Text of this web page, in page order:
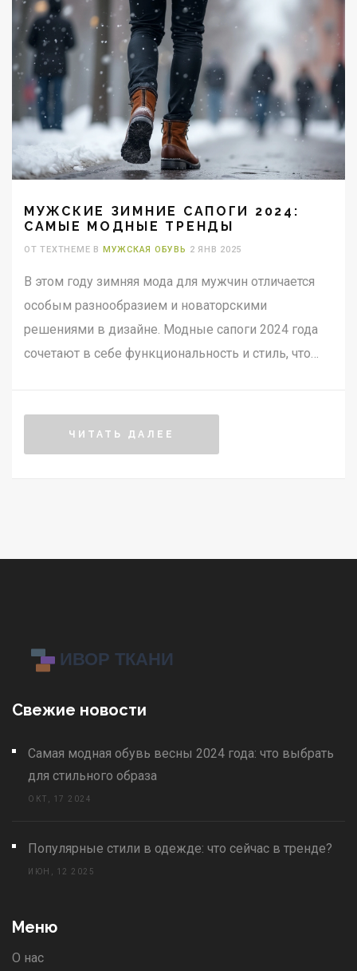
МУЖСКИЕ ЗИМНИЕ САПОГИ 2024:
САМЫЕ МОДНЫЕ ТРЕНДЫ
ОТ TEXTHEME В МУЖСКАЯ ОБУВЬ 2 ЯНВ 2025
В этом году зимняя мода для мужчин отличается
особым разнообразием и новаторскими
решениями в дизайне. Модные сапоги 2024 года
сочетают в себе функциональность и стиль, что
ЧИТАТЬ ДАЛЕЕ
Свежие новости
Самая модная обувь весны 2024 года: что выбрать
для стильного образа
ОКТ, 17 2024
Популярные стили в одежде: что сейчас в тренде?
ИЮН, 12 2025
Меню
О нас